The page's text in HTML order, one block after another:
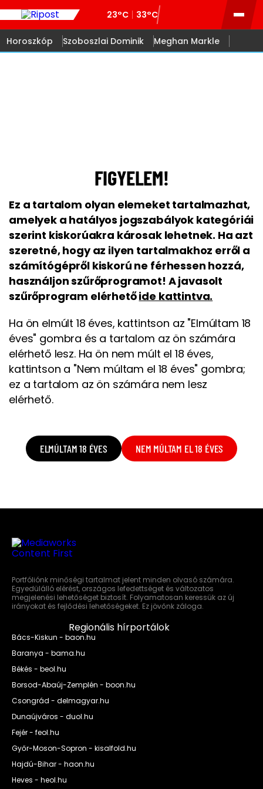
23°C 33°C
Horoszkóp Szoboszlai Dominik Meghan Markle
FIGYELEM!
Ez a tartalom olyan elemeket tartalmazhat,
amelyek a hatályos jogszabályok kategóriái
szerint kiskorúakra károsak lehetnek. Ha azt
szeretné, hogy az ilyen tartalmakhoz erről a
számítógépről kiskorú ne férhessen hozzá,
használjon szűrőprogramot! A javasolt
szűrőprogram elérhetőide kattintva.
Ha ön elmúlt 18 éves, kattintson az "Elmúltam 18
éves" gombra és a tartalom az ön számára
elérhető lesz. Ha ön nem múlt el 18 éves,
kattintson a "Nem múltam el 18 éves" gombra;
ez a tartalom az ön számára nem lesz
elérhető.
ELMÚLTAM 18 ÉVES NEM MÚLTAM EL 18 ÉVES
Portfóliónk minőségi tartalmat jelent minden olvasó számára.
Egyedülálló elérést, országos lefedettséget és változatos
megjelenési lehetőséget biztosít. Folyamatosan keressük az új
irányokat és fejlődési lehetőségeket. Ez jövőnk záloga.
Regionális hírportálok
Bács-Kiskun - baon.hu
Baranya - bama.hu
Békés - beol.hu
Borsod-Abaúj-Zemplén - boon.hu
Csongrád - delmagyar.hu
Dunaújváros - duol.hu
Fejér - feol.hu
Győr-Moson-Sopron - kisalfold.hu
Hajdú-Bihar - haon.hu
Heves - heol.hu